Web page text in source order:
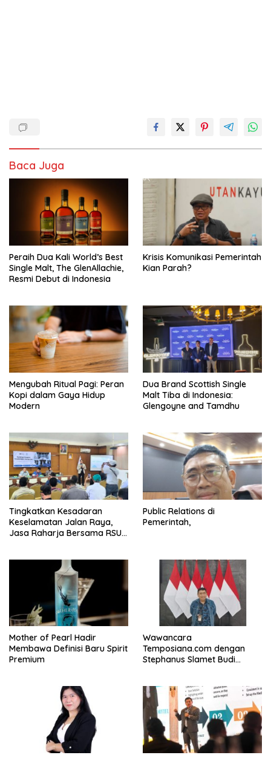
Baca Juga
Peraih Dua Kali World’s Best
Single Malt, The GlenAllachie,
Resmi Debut di Indonesia
Krisis Komunikasi Pemerintah
Kian Parah?
Mengubah Ritual Pagi: Peran
Kopi dalam Gaya Hidup
Modern
Dua Brand Scottish Single
Malt Tiba di Indonesia:
Glengoyne and Tamdhu
Tingkatkan Kesadaran
Keselamatan Jalan Raya,
Jasa Raharja Bersama RSU
Komprehensif di Jagakarsa
Public Relations di
Pemerintah,
Mother of Pearl Hadir
Membawa Definisi Baru Spirit
Premium
Wawancara
Temposiana.com dengan
Stephanus Slamet Budi